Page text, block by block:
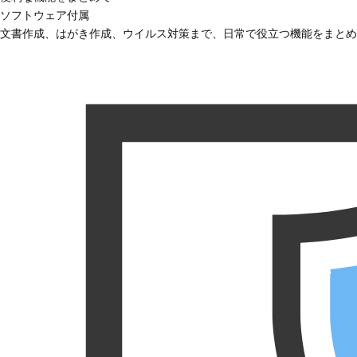
ソフトウェア付属
文書作成、はがき作成、ウイルス対策まで、日常で役立つ機能をまと